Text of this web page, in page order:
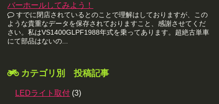
バーホールしてみよう！
すでに閉店されているとのことで理解はしておりますが、この
ような貴重なデータを保存されておりますこと、感謝させてくだ
さい。私はVS1400GLPF1988年式を乗ってあります。超絶古単車
にて部品はないの...
カテゴリ別 投稿記事
LEDライト取付 (3)